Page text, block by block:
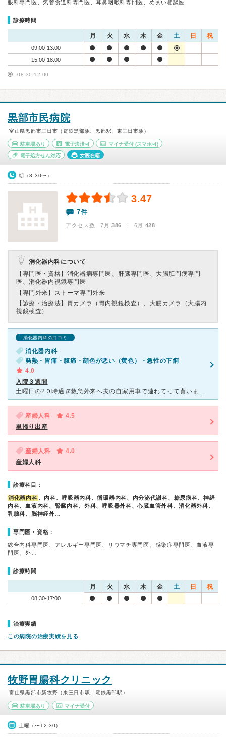
眼科専門医、気管食道科専門医、耳鼻咽喉科専門医、めまい相談医
診療時間
月 火 水 木 金 土 日 祝
09:00-13:00
15:00-18:00
08:30-12:00
黒部市民病院
富山県黒部市三日市（電鉄黒部駅、黒部駅、東三日市駅）
駐車場あり 電子決済可 マイナ受付 (スマホ可)
電子処方せん対応 女医在籍
朝（8:30〜）
3.47
7件
アクセス数 7月:386 | 6月:428
消化器内科について
【専門医・資格】 消化器病専門医、肝臓専門医、大腸肛門病専門
医、消化器内視鏡専門医
【専門外来】 ストーマ専門外来
【診療・治療法】 胃カメラ（胃内視鏡検査）、大腸カメラ（大腸内
視鏡検査）
消化器内科の口コミ
消化器内科
発熱・胃痛・腹痛・顔色が悪い（黄色）・急性の下痢
4.0
入院３週間
土曜日の2０時過ぎ救急外来へ夫の自家用車で連れてって貰いました。 高熱と腹部重圧感で意識不明でした。気が付いたら腕には 点滴してCT室で撮影中でした。痛み止め注射のお陰か 切り込むような腹部の圧
産婦人科
4.5
里帰り出産
産婦人科
4.0
産婦人科
診療科目：
消化器内科 、内科、呼吸器内科、循環器内科、内分泌代謝科、糖尿病科、神経
内科、血液内科、腎臓内科、外科、呼吸器外科、心臓血管外科、消化器外科、
乳腺科、脳神経外…
専門医・資格：
総合内科専門医、アレルギー専門医、リウマチ専門医、感染症専門医、血液専
門医、外…
診療時間
月 火 水 木 金 土 日 祝
08:30-17:00
治療実績
この病院の治療実績を見る
牧野胃腸科クリニック
富山県黒部市新牧野（東三日市駅、電鉄黒部駅）
駐車場あり マイナ受付
土曜（〜12:30）